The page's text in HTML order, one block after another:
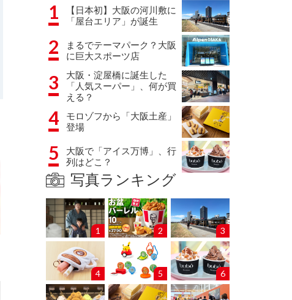
1
【日本初】大阪の河川敷に
「屋台エリア」が誕生
2
まるでテーマパーク？大阪
に巨大スポーツ店
3
大阪・淀屋橋に誕生した
「人気スーパー」、何が買
える？
4
モロゾフから「大阪土産」
登場
5
大阪で「アイス万博」、行
列はどこ？
写真ランキング
1 2 3
4 5 6